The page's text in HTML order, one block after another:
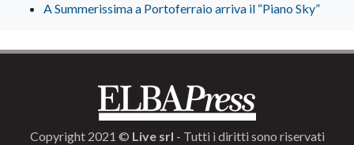
A Summerissima a Portoferraio arriva il “Piano Sky”
Copyright 2021 © Live srl - Tutti i diritti sono riservati